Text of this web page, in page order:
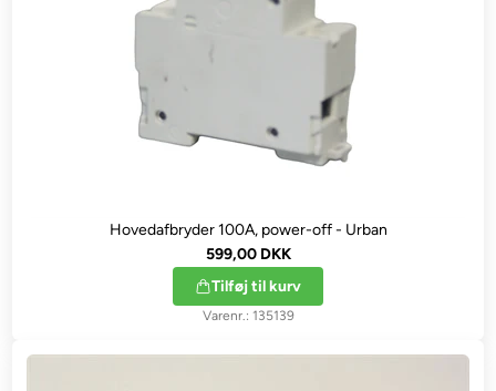
Hovedafbryder 100A, power-off - Urban
599,00 DKK
Tilføj til kurv
135139